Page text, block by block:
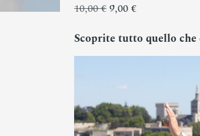
10,00 €9,00 €
Scoprite tutto quello che